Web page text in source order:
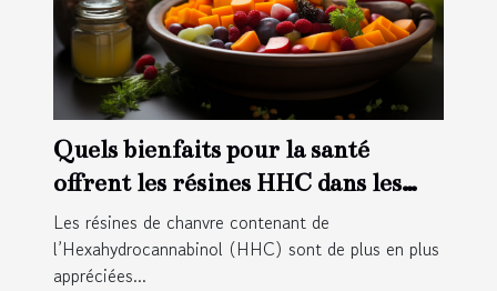
Quels bienfaits pour la santé
offrent les résines HHC dans les
compléments alimentaires et la
relaxation ?
Les résines de chanvre contenant de
l’Hexahydrocannabinol (HHC) sont de plus en plus
appréciées...